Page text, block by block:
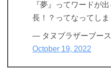
『夢』ってワードが
長！？ってなってしま
— タヌブラザーブー
October 19, 2022